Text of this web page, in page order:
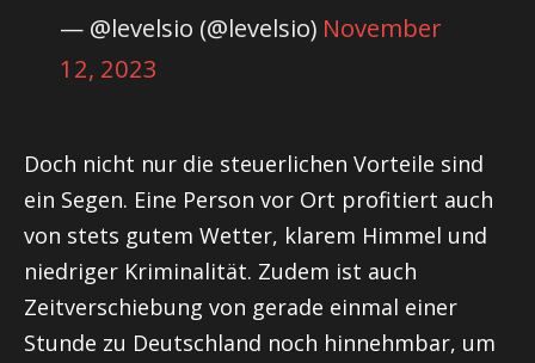
— @levelsio (@levelsio) November
12, 2023
Doch nicht nur die steuerlichen Vorteile sind
ein Segen. Eine Person vor Ort profitiert auch
von stets gutem Wetter, klarem Himmel und
niedriger Kriminalität. Zudem ist auch
Zeitverschiebung von gerade einmal einer
Stunde zu Deutschland noch hinnehmbar, um